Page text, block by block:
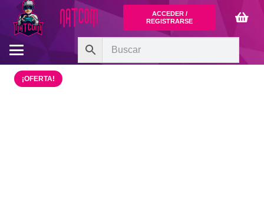
ACCEDER /
REGISTRARSE
¡OFERTA!